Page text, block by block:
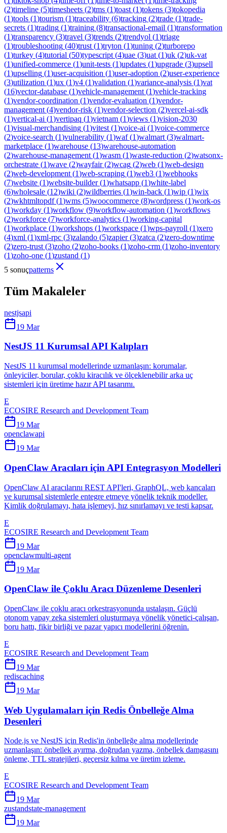
(2)timeline (5)timesheets (2)tms (1)toast (1)tokens (3)tokopedia
(1)tools (1)tourism (1)traceability (6)tracking (2)trade (1)trade-
secrets (1)trading (1)training (8)transactional-email (1)transformation
(1)transparency (3)travel (3)trends (2)trendyol (1)triage
(1)troubleshooting (40)trust (1)tryton (1)tuning (2)turborepo
(1)turkey (4)tutorial (50)typescript (4)uae (3)uat (1)uk (2)uk-vat
(1)unified-commerce (1)unit-tests (1)updates (1)upgrade (3)upsell
(1)upselling (1)user-acquisition (1)user-adoption (2)user-experience
(3)utilization (1)ux (1)v4 (1)validation (1)variance-analysis (1)vat
(16)vector-database (1)vehicle-management (1)vehicle-tracking
(1)vendor-coordination (1)vendor-evaluation (1)vendor-
management (4)vendor-risk (1)vendor-selection (2)vercel-ai-sdk
(1)vertical-ai (1)vertipaq (1)vietnam (1)views (1)vision-2030
(1)visual-merchandising (1)vitest (1)voice-ai (1)voice-commerce
(2)voice-search (1)vulnerability (1)waf(1)walmart (3)walmart-
marketplace (1)warehouse (13)warehouse-automation
(2)warehouse-management (1)wasm (1)waste-reduction (2)watsonx-
orchestrate (1)wave (2)wayfair(2)wcag (2)web (1)web-design
(2)web-development (1)web-scraping (1)web3 (1)webhooks
(7)website (1)website-builder(1)whatsapp (1)white-label
(6)wholesale (12)wiki (2)wildberries (1)win-back (1)wip (1)wix
(2)wkhtmltopdf(1)wms (5)woocommerce (8)wordpress (1)work-os
(1)workday (1)workflow (9)workflow-automation (1)workflows
(2)workforce (7)workforce-analytics (1)working-capital
(1)workplace (1)workshops (1)workspace (1)wps-payroll (1)xero
(4)xml (1)xml-rpc (3)zalando (5)zapier(3)zatca (2)zero-downtime
(2)zero-trust (3)zoho (2)zoho-books (1)zoho-crm (1)zoho-inventory
(1)zoho-one (1)zustand (1)
5 sonuçpatterns
Tüm Makaleler
nestjsapi
19 Mar
NestJS 11 Kurumsal API Kalıpları
NestJS 11 kurumsal modellerinde uzmanlaşın: korumalar,
önleyiciler, borular, çoklu kiracılık ve ölçeklenebilir arka uç
sistemleri için üretime hazır API tasarımı.
E
ECOSIRE Research and Development Team
19 Mar
openclawapi
19 Mar
OpenClaw Aracıları için API Entegrasyon Modelleri
OpenClaw AI aracılarını REST API'leri, GraphQL, web kancaları
ve kurumsal sistemlerle entegre etmeye yönelik teknik modeller.
Kimlik doğrulamayı, hata işlemeyi, hız sınırlamayı ve testi kapsar.
E
ECOSIRE Research and Development Team
19 Mar
openclawmulti-agent
19 Mar
OpenClaw ile Çoklu Aracı Düzenleme Desenleri
OpenClaw ile çoklu aracı orkestrasyonunda ustalaşın. Güçlü
otonom yapay zeka sistemleri oluşturmaya yönelik yönetici-çalışan,
boru hattı, fikir birliği ve pazar yapıcı modellerini öğrenin.
E
ECOSIRE Research and Development Team
19 Mar
rediscaching
19 Mar
Web Uygulamaları için Redis Önbelleğe Alma
Desenleri
Node.js ve NestJS için Redis'in önbelleğe alma modellerinde
uzmanlaşın: önbellek ayırma, doğrudan yazma, önbellek damgasını
önleme, TTL stratejileri, geçersiz kılma ve üretim izleme.
E
ECOSIRE Research and Development Team
19 Mar
zustandstate-management
19 Mar